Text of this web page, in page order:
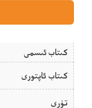
كىتاب ئىسمى
كىتاب ئاپتورى
تۈرى